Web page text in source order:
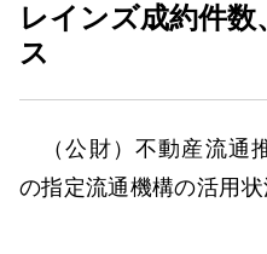
レインズ成約件数
ス
（公財）不動産流通
の指定流通機構の活用状